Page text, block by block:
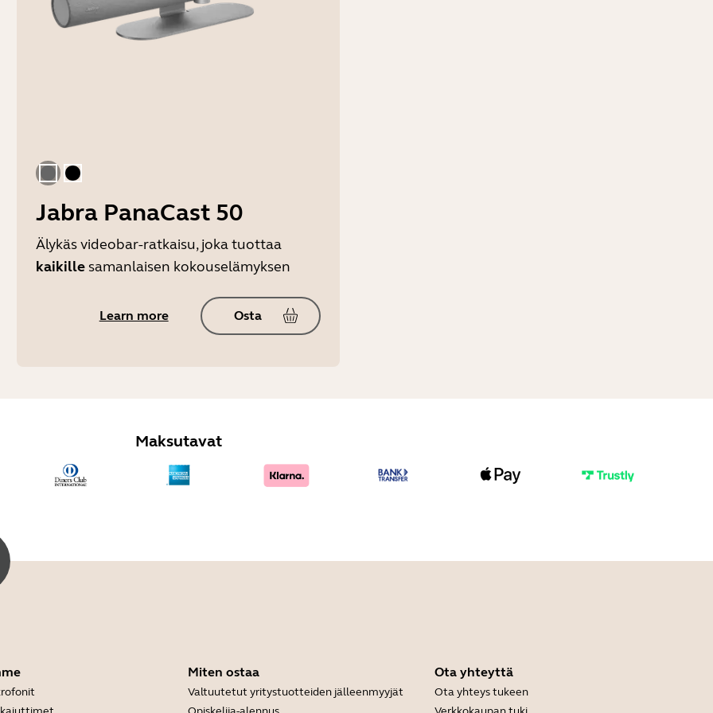
harmaaMusta
Jabra PanaCast 50
Älykäs videobar-ratkaisu, joka tuottaa
kaikillesamanlaisen kokouselämyksen
Learn more Osta
Maksutavat
Miten ostaa
Valtuutetut yritystuotteiden jälleenmyyjät
Ota yhteyttä
Ota yhteys tukeen